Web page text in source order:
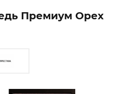
Премиум Орех